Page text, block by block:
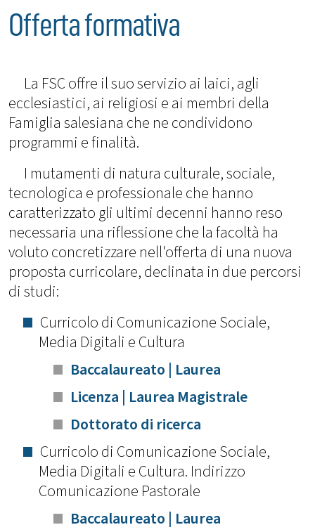
Offerta formativa
La FSC offre il suo servizio ai laici, agli
ecclesiastici, ai religiosi e ai membri della
Famiglia salesiana che ne condividono
programmi e finalità.
I mutamenti di natura culturale, sociale,
tecnologica e professionale che hanno
caratterizzato gli ultimi decenni hanno reso
necessaria una riflessione che la facoltà ha
voluto concretizzare nell'offerta di una nuova
proposta curricolare, declinata in due percorsi
di studi:
Curricolo di Comunicazione Sociale,
Media Digitali e Cultura
Baccalaureato | Laurea
Licenza | Laurea Magistrale
Dottorato di ricerca
Curricolo di Comunicazione Sociale,
Media Digitali e Cultura. Indirizzo
Comunicazione Pastorale
Baccalaureato | Laurea